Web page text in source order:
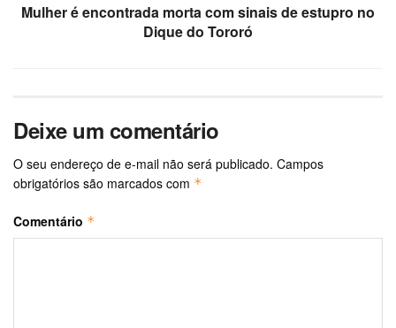
Mulher é encontrada morta com sinais de estupro no
Dique do Tororó
Deixe um comentário
O seu endereço de e-mail não será publicado. Campos
obrigatórios são marcados com *
Comentário *